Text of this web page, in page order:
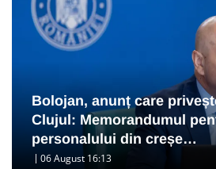
Bolojan, anunț care
Clujul: Memorandumul
personalului din creșe…
06 August 16:13